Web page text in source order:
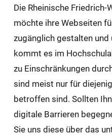
Die Rheinische
möchte ihre Webseiten
zugänglich gestalten und
kommt es im
zu Einschränkungen
sind meist nur für
betroffen sind. Sollten
digitale Barrieren
Sie uns diese über das